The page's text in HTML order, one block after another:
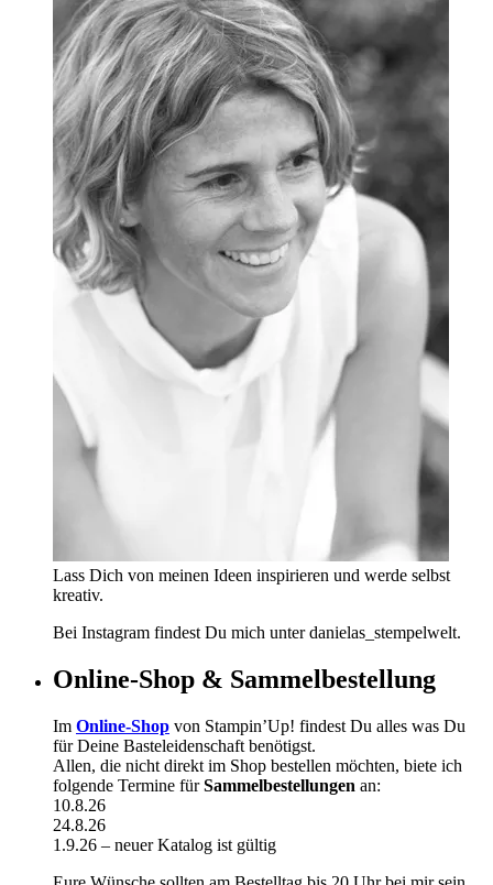
Lass Dich von meinen Ideen inspirieren und werde selbst
kreativ.
Bei Instagram findest Du mich unter danielas_stempelwelt.
Online-Shop & Sammelbestellung
Im Online-Shop von Stampin’Up! findest Du alles was Du
für Deine Basteleidenschaft benötigst.
Allen, die nicht direkt im Shop bestellen möchten, biete ich
folgende Termine fürSammelbestellungen an:
10.8.26
24.8.26
1.9.26 – neuer Katalog ist gültig